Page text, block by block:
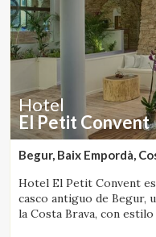
Hotel
El Petit Convent
Begur, Baix Empordà,
Hotel El Petit Convent
casco antiguo de Begur,
la Costa Brava, con